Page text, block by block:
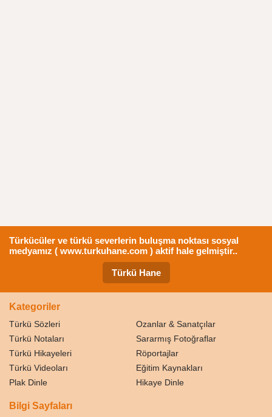
Türkücüler ve türkü severlerin buluşma noktası sosyal
medyamız ( www.turkuhane.com ) aktif hale gelmiştir..
Türkü Hane
Kategoriler
Türkü Sözleri
Ozanlar & Sanatçılar
Türkü Notaları
Sararmış Fotoğraflar
Türkü Hikayeleri
Röportajlar
Türkü Videoları
Eğitim Kaynakları
Plak Dinle
Hikaye Dinle
Bilgi Sayfaları